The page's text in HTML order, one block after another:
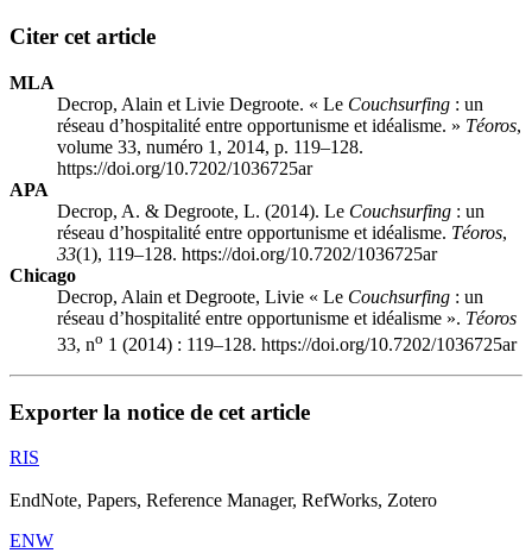
Citer cet article
MLA
Decrop, Alain et Livie Degroote. « Le Couchsurfing : un
réseau d’hospitalité entre opportunisme et idéalisme. » Téoros,
volume 33, numéro 1, 2014, p. 119–128.
https://doi.org/10.7202/1036725ar
APA
Decrop, A. & Degroote, L. (2014). Le Couchsurfing : un
réseau d’hospitalité entre opportunisme et idéalisme. Téoros,
33(1), 119–128. https://doi.org/10.7202/1036725ar
Chicago
Decrop, Alain et Degroote, Livie « Le Couchsurfing : un
réseau d’hospitalité entre opportunisme et idéalisme ». Téoros
33, no 1 (2014) : 119–128. https://doi.org/10.7202/1036725ar
Exporter la notice de cet article
RIS
EndNote, Papers, Reference Manager, RefWorks, Zotero
ENW